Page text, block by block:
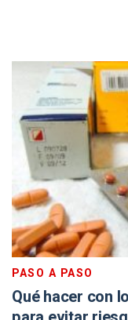
PASO A PASO
Qué hacer con